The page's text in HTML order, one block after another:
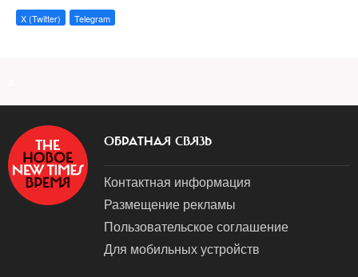
X (Twitter) Telegram
ОБРАТНАЯ СВЯЗЬ
Контактная информация
Размещение рекламы
Пользовательское соглашение
Для мобильных устройств